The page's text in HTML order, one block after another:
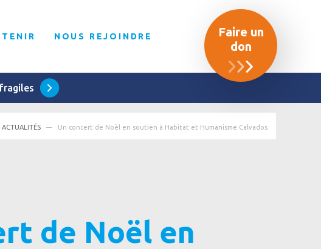
NOUS REJOINDRE
Faire un
don
ACTUALITÉS Un concert de Noël en soutien à Habitat et Humanisme Calvados
de Noël en